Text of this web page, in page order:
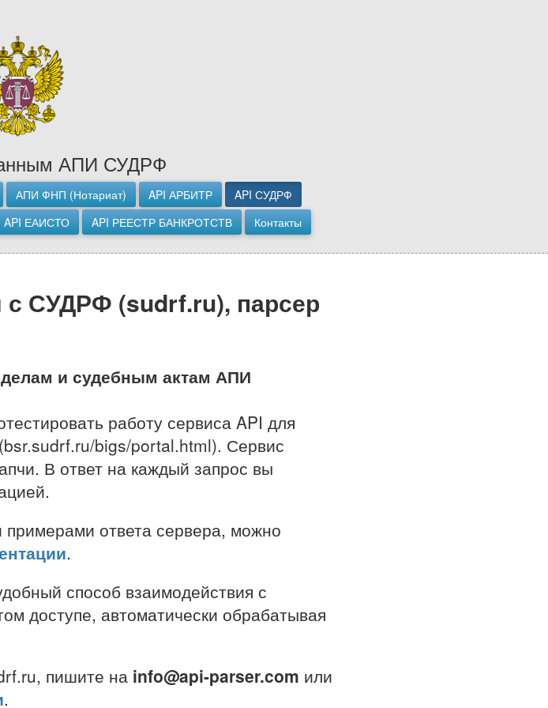
АПИ СУДРФ
АПИ ФНП (Нотариат) API АРБИТР
API СУДРФ
API ЕАИСТО API РЕЕСТР БАНКРОТСТВ Контакты
с СУДРФ (sudrf.ru), парсер
и судебным актам АПИ
работу сервиса API для
(bsr.sudrf.ru/bigs/portal.html). Сервис
В ответ на каждый запрос вы
ответа сервера, можно
.
способ взаимодействия с
доступе, автоматически обрабатывая
пишите на info@api-parser.com или
.